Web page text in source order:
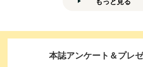
本誌アンケート＆プレ